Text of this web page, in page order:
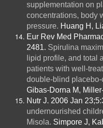
supplementation on
concentrations, body
pressure. Huang H,
Eur Rev Med
2481. Spirulina
lipid profile, and total
patients with well-
double-blind
Gibas-Dorna M,
Nutr J. 2006 Jan
undernourished
Misola. Simpore J,